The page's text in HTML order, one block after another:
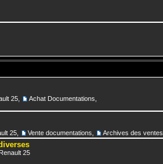
25 Achat Documentations
25 Vente documentations Archives des ventes
25